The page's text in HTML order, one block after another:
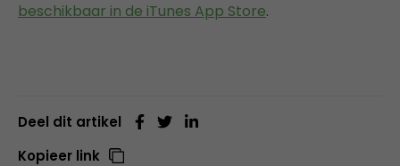
beschikbaar in de iTunes App Store.
Deel dit artikel
Kopieer link